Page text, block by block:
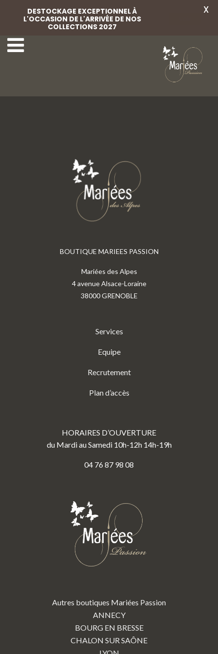
49-Rembo Styling
BOUTIQUE MARIEES PASSION
Mariées des Alpes
4 avenue Alsace-Loraine
38000 GRENOBLE
Services
Equipe
Recrutement
Plan d’accès
HORAIRES D’OUVERTURE
du Mardi au Samedi 10h-12h 14h-19h
04 76 87 98 08
Autres boutiques Mariées Passion
ANNECY
BOURG EN BRESSE
CHALON SUR SAÔNE
DESTOCKAGE EXCEPTIONNEL À
L'OCCASION DE L'ARRIVÉE DE NOS
COLLECTIONS 2027
X